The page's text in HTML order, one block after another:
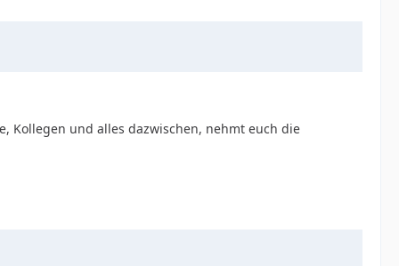
Kollegen und alles dazwischen, nehmt euch die